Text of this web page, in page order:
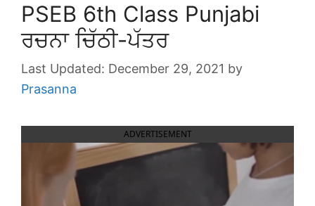
PSEB 6th Class Punjabi
ਰਚਨਾ ਚਿੱਠੀ-ਪੱਤਰ
December 29, 2021 by
Prasanna
ADVERTISEMENT